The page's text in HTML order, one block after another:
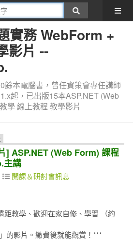
實務 WebForm +
影片 --
餘本電腦書，曾任資策會專任講師
起，已出版15本ASP.NET (Web
學 線上教程 教學影片
] ASP.NET (Web Form) 課程
主講
開課＆研討會訊息
距教學、歡迎在家自修、學習 （約
的影片。繳費後就能觀賞！***